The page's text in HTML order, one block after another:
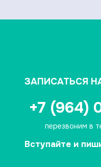
ЗАПИСАТЬСЯ
+7 (964)
перезвоним в
Вступайте и